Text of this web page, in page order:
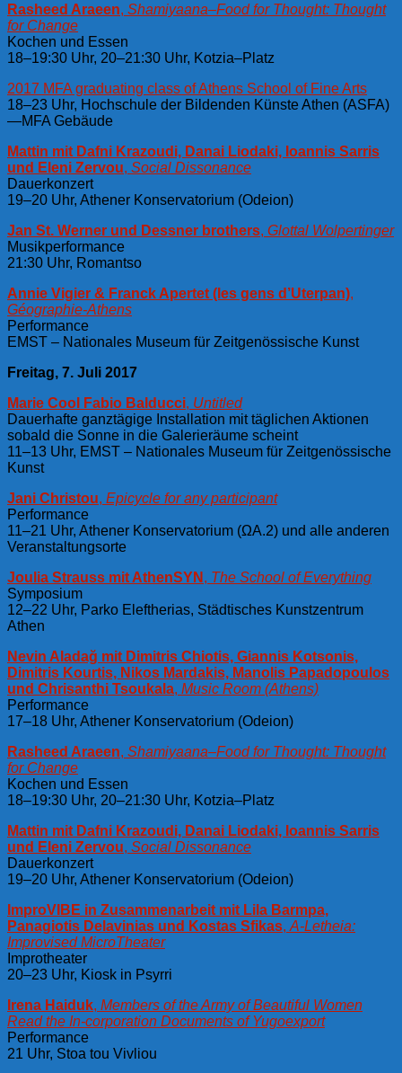
Rasheed Araeen, Shamiyaana–Food for Thought: Thought
for Change
Kochen und Essen
18–19:30 Uhr, 20–21:30 Uhr, Kotzia–Platz
2017 MFA graduating class of Athens School of Fine Arts
18–23 Uhr, Hochschule der Bildenden Künste Athen (ASFA)
—MFA Gebäude
Mattin mit Dafni Krazoudi, Danai Liodaki, Ioannis Sarris
und Eleni Zervou, Social Dissonance
Dauerkonzert
19–20 Uhr, Athener Konservatorium (Odeion)
Jan St. Werner und Dessner brothers, Glottal Wolpertinger
Musikperformance
21:30 Uhr, Romantso
Annie Vigier & Franck Apertet (les gens d’Uterpan),
Géographie-Athens
Performance
EMST – Nationales Museum für Zeitgenössische Kunst
Freitag, 7. Juli 2017
Marie Cool Fabio Balducci, Untitled
Dauerhafte ganztägige Installation mit täglichen Aktionen
sobald die Sonne in die Galerieräume scheint
11–13 Uhr, EMST – Nationales Museum für Zeitgenössische
Kunst
Jani Christou, Epicycle for any participant
Performance
11–21 Uhr, Athener Konservatorium (ΩA.2) und alle anderen
Veranstaltungsorte
Joulia Strauss mit AthenSYN , The School of Everything
Symposium
12–22 Uhr, Parko Eleftherias, Städtisches Kunstzentrum
Athen
Nevin Aladağ mit Dimitris Chiotis, Giannis Kotsonis,
Dimitris Kourtis, Nikos Mardakis, Manolis Papadopoulos
und Chrisanthi Tsoukala, Music Room (Athens)
Performance
17–18 Uhr, Athener Konservatorium (Odeion)
Rasheed Araeen, Shamiyaana–Food for Thought: Thought
for Change
Kochen und Essen
18–19:30 Uhr, 20–21:30 Uhr, Kotzia–Platz
Mattin mit Dafni Krazoudi, Danai Liodaki, Ioannis Sarris
und Eleni Zervou, Social Dissonance
Dauerkonzert
19–20 Uhr, Athener Konservatorium (Odeion)
ImproVIBE in Zusammenarbeit mit Lila Barmpa,
Panagiotis Delavinias und Kostas Sfikas, A-Letheia:
Improvised MicroTheater
Improtheater
20–23 Uhr, Kiosk in Psyrri
Irena Haiduk, Members of the Army of Beautiful Women
Read the In-corporation Documents of Yugoexport
Performance
21 Uhr, Stoa tou Vivliou